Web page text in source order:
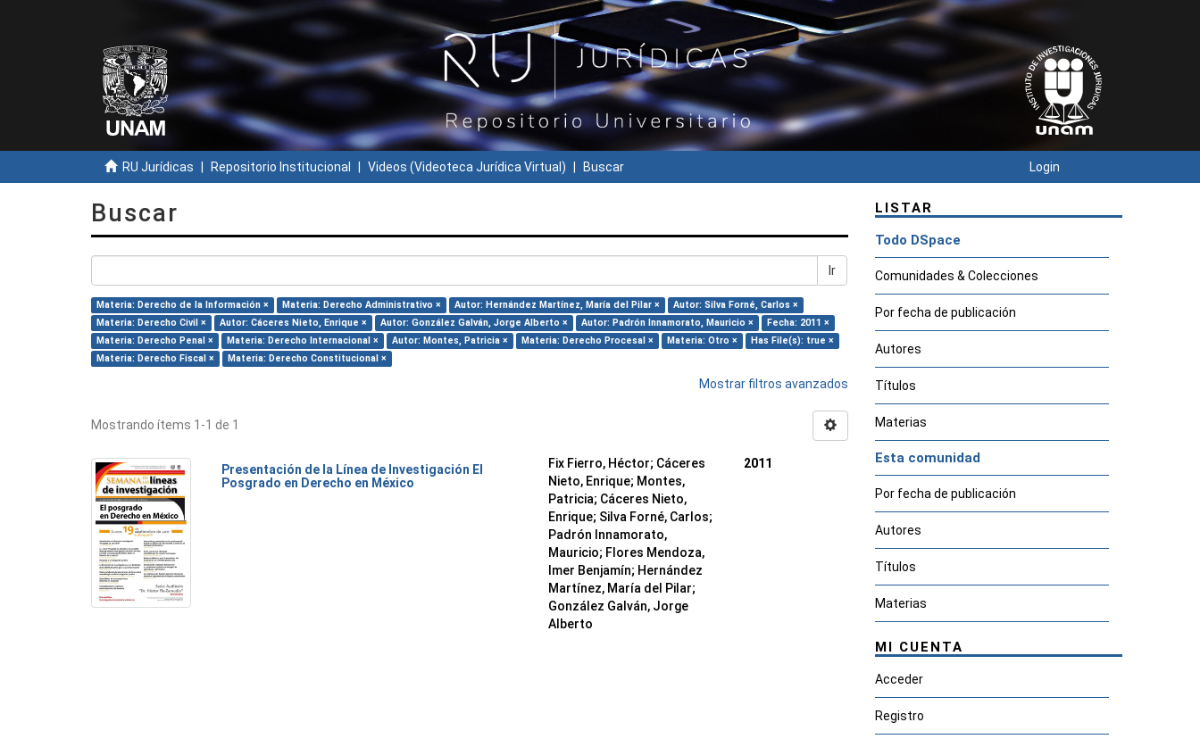
RU Jurídicas Repositorio Institucional Videos (Videoteca Jurídica Virtual) Buscar Login
Buscar
Ir
Materia: Derecho de la Información × Materia: Derecho Administrativo × Autor: Hernández Martínez, María del Pilar ×
Autor: Silva Forné, Carlos ×
Materia: Derecho Civil ×
Autor: Cáceres Nieto, Enrique × Autor: González Galván, Jorge Alberto × Autor: Padrón Innamorato, Mauricio ×
Fecha: 2011 ×
Materia: Derecho Penal ×
Materia: Derecho Internacional × Autor: Montes, Patricia × Materia: Derecho Procesal × Materia: Otro ×
Has File(s): true ×
Materia: Derecho Fiscal ×
Materia: Derecho Constitucional ×
Mostrar filtros avanzados
Mostrando ítems 1-1 de 1
Presentación de la Línea de Investigación El
Posgrado en Derecho en México
Fix Fierro, Héctor; Cáceres
Nieto, Enrique; Montes,
Patricia; Cáceres Nieto,
Enrique; Silva Forné, Carlos;
Padrón Innamorato,
Mauricio; Flores Mendoza,
Imer Benjamín; Hernández
Martínez, María del Pilar;
González Galván, Jorge
Alberto
2011
LISTAR
Todo DSpace
Comunidades & Colecciones
Por fecha de publicación
Autores
Títulos
Materias
Esta comunidad
Por fecha de publicación
Autores
Títulos
Materias
MI CUENTA
Acceder
Registro